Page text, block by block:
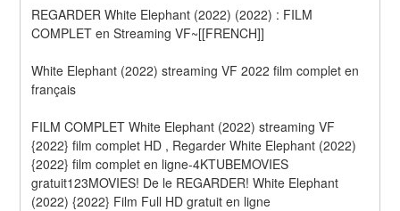
REGARDER White Elephant (2022) (2022) : FILM
COMPLET en Streaming VF~[[FRENCH]]
White Elephant (2022) streaming VF 2022 film complet en
français
FILM COMPLET White Elephant (2022) streaming VF
{2022} film complet HD , Regarder White Elephant (2022)
{2022} film complet en ligne-4KTUBEMOVIES
gratuit123MOVIES! De le REGARDER! White Elephant
(2022) {2022} Film Full HD gratuit en ligne